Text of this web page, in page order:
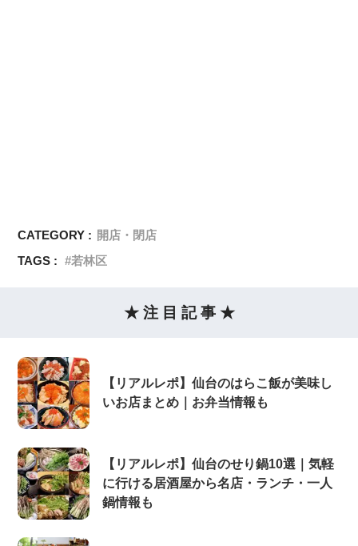
CATEGORY : 開店・閉店
TAGS :
若林区
★ 注 目 記 事 ★
【リアルレポ】仙台のはらこ飯が美味し
いお店まとめ｜お弁当情報も
【リアルレポ】仙台のせり鍋10選｜気軽
に行ける居酒屋から名店・ランチ・一人
鍋情報も